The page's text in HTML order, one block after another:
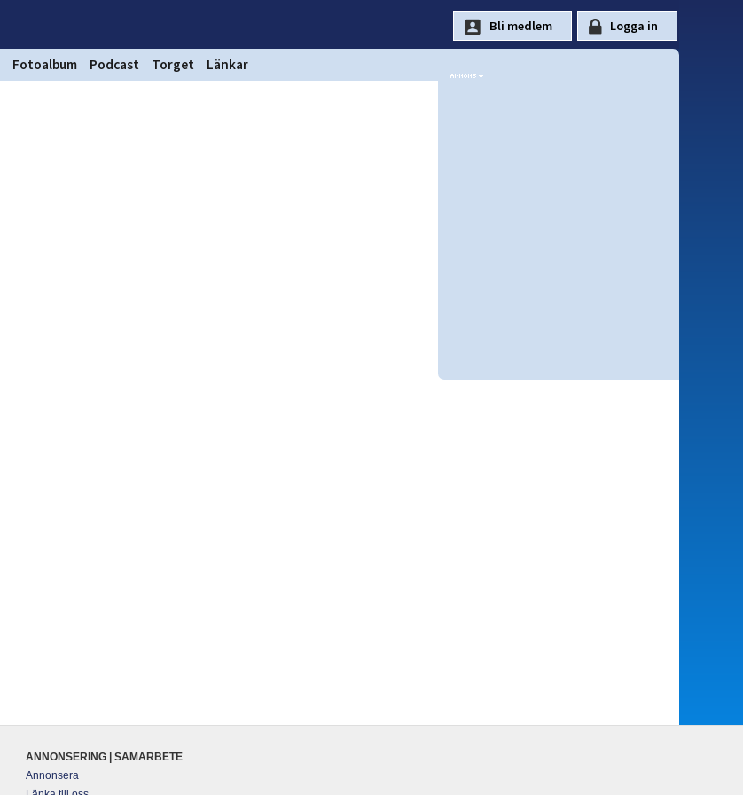
Fotoalbum Podcast Torget Länkar
ANNONSERING | SAMARBETE
Annonsera